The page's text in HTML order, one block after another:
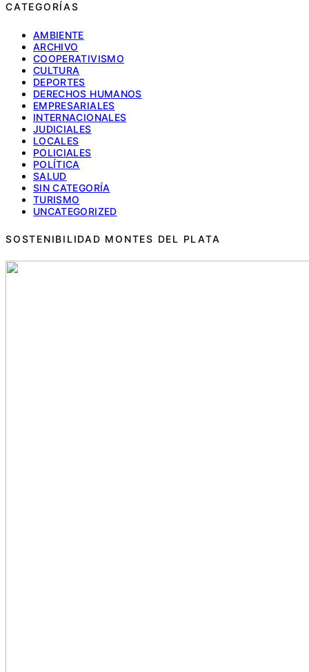
CATEGORÍAS
AMBIENTE
ARCHIVO
COOPERATIVISMO
CULTURA
DEPORTES
DERECHOS HUMANOS
EMPRESARIALES
INTERNACIONALES
JUDICIALES
LOCALES
POLICIALES
POLÍTICA
SALUD
SIN CATEGORÍA
TURISMO
UNCATEGORIZED
SOSTENIBILIDAD MONTES DEL PLATA